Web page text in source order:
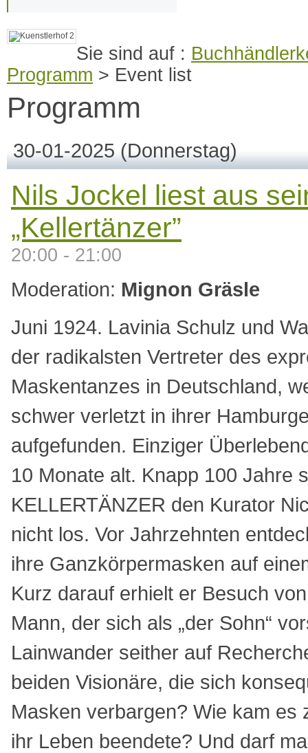
Programm > Event list
Programm
30-01-2025 (Donnerstag)
Nils Jockel liest aus
„Kellertänzer”
20:00 - 21:00
Moderation: Mignon Gräsle
Juni 1924. Lavinia Schulz und
der radikalsten Vertreter des
Maskentanzes in Deutschland,
schwer verletzt in ihrer
aufgefunden. Einziger
10 Monate alt. Knapp 100 Jahre
KELLERTÄNZER den Kurator
nicht los. Vor Jahrzehnten
ihre Ganzkörpermasken auf
Kurz darauf erhielt er Besuch
Mann, der sich als „der Sohn“
Lainwander seither auf
beiden Visionäre, die sich
Masken verbargen? Wie kam es
ihr Leben beendete? Und darf